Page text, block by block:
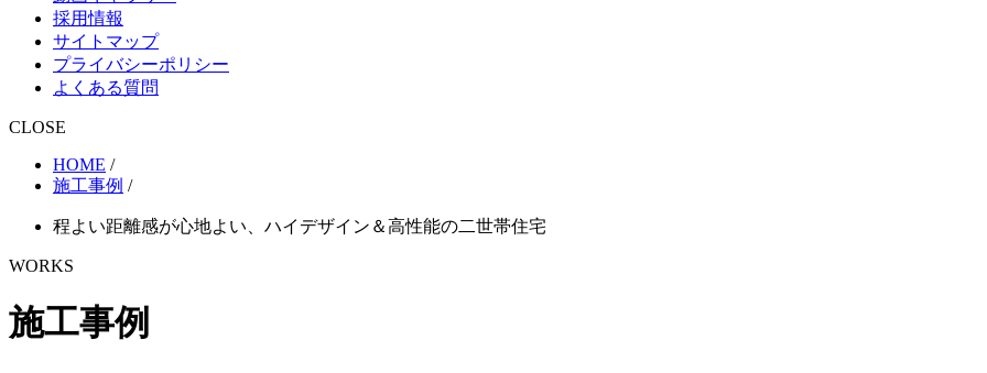
採用情報
サイトマップ
プライバシーポリシー
よくある質問
CLOSE
HOME /
施工事例 /
程よい距離感が心地よい、ハイデザイン＆高性能の二世帯住宅
WORKS
施工事例